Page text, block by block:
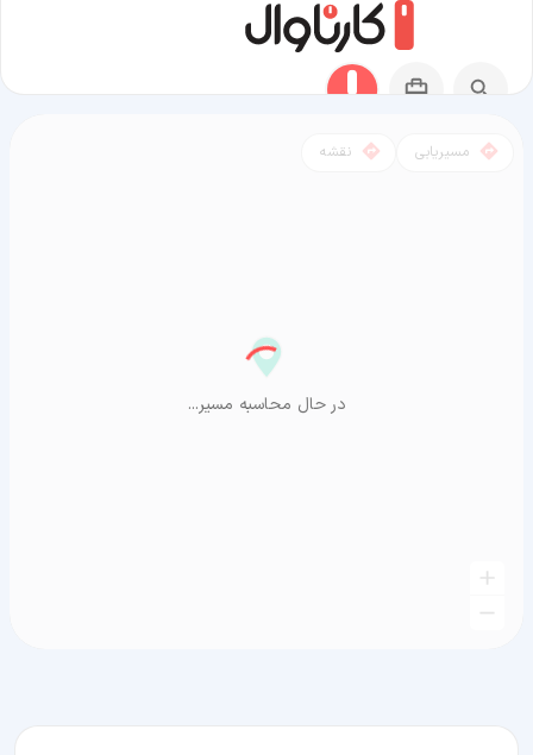
مسیریابی نقشه
در حال محاسبه مسیر...